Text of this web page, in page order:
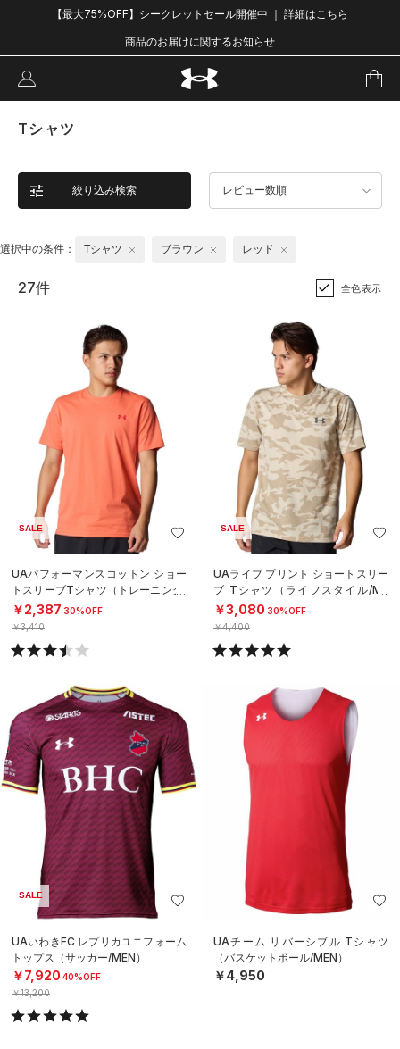
【最大75%OFF】シークレットセール開催中 ｜ 詳細はこちら
商品のお届けに関するお知らせ
Tシャツ
絞り込み検索 レビュー数順
選択中の条件： Tシャツ ブラウン レッド
27件 全色表示
SALE
UAパフォーマンスコットン ショー
トスリーブTシャツ（トレーニング/
MEN）
￥2,387 30%OFF
￥3,410
SALE
UAライブ プリント ショートスリー
ブ Tシャツ（ライフスタイル/ME
N）
￥3,080 30%OFF
￥4,400
SALE
UAいわきFC レプリカユニフォーム
トップス（サッカー/MEN）
￥7,920 40%OFF
￥13,200
UAチーム リバーシブル Tシャツ
（バスケットボール/MEN）
￥4,950